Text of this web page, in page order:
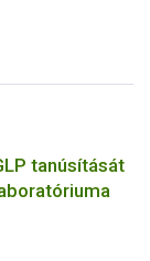
tanúsítását